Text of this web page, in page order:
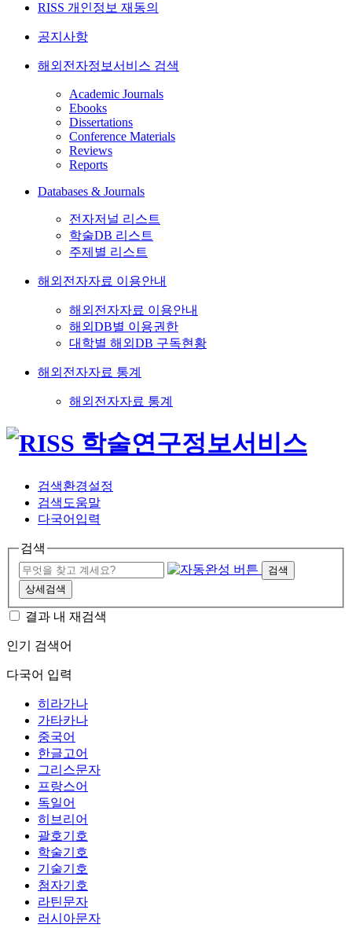
RISS 개인정보 재동의
공지사항
해외전자정보서비스 검색
Academic Journals
Ebooks
Dissertations
Conference Materials
Reviews
Reports
Databases & Journals
전자저널 리스트
학술DB 리스트
주제별 리스트
해외전자자료 이용안내
해외전자자료 이용안내
해외DB별 이용권한
대학별 해외DB 구독현황
해외전자자료 통계
해외전자자료 통계
검색환경설정
검색도움말
다국어입력
검색
검색
상세검색
결과 내 재검색
인기 검색어
다국어 입력
히라가나
가타카나
중국어
한글고어
그리스문자
프랑스어
독일어
히브리어
괄호기호
학술기호
기술기호
첨자기호
라틴문자
러시아문자